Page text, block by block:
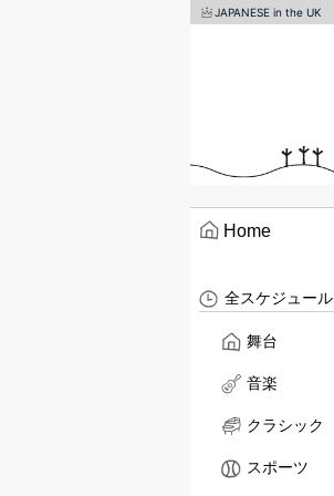
JAPANESE in the UK
Home
全スケジュール
舞台
音楽
クラシック
スポーツ